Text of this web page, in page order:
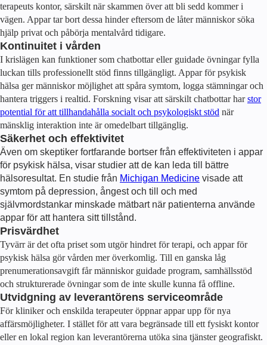
terapeuts kontor, särskilt när skammen över att bli sedd kommer i
vägen. Appar tar bort dessa hinder eftersom de låter människor söka
hjälp privat och påbörja mentalvård tidigare.
Kontinuitet i vården
I krislägen kan funktioner som chatbottar eller guidade övningar fylla
luckan tills professionellt stöd finns tillgängligt. Appar för psykisk
hälsa ger människor möjlighet att spåra symtom, logga stämningar och
hantera triggers i realtid. Forskning visar att särskilt chatbottar harstor
potential för att tillhandahålla socialt och psykologiskt stöd när
mänsklig interaktion inte är omedelbart tillgänglig.
Säkerhet och effektivitet
Även om skeptiker fortfarande bortser från effektiviteten i appar
för psykisk hälsa, visar studier att de kan leda till bättre
hälsoresultat. En studie från Michigan Medicine visade att
symtom på depression, ångest och till och med
självmordstankar minskade mätbart när patienterna använde
appar för att hantera sitt tillstånd.
Prisvärdhet
Tyvärr är det ofta priset som utgör hindret för terapi, och appar för
psykisk hälsa gör vården mer överkomlig. Till en ganska låg
prenumerationsavgift får människor guidade program, samhällsstöd
och strukturerade övningar som de inte skulle kunna få offline.
Utvidgning av leverantörens serviceområde
För kliniker och enskilda terapeuter öppnar appar upp för nya
affärsmöjligheter. I stället för att vara begränsade till ett fysiskt kontor
eller en lokal region kan leverantörerna utöka sina tjänster geografiskt.